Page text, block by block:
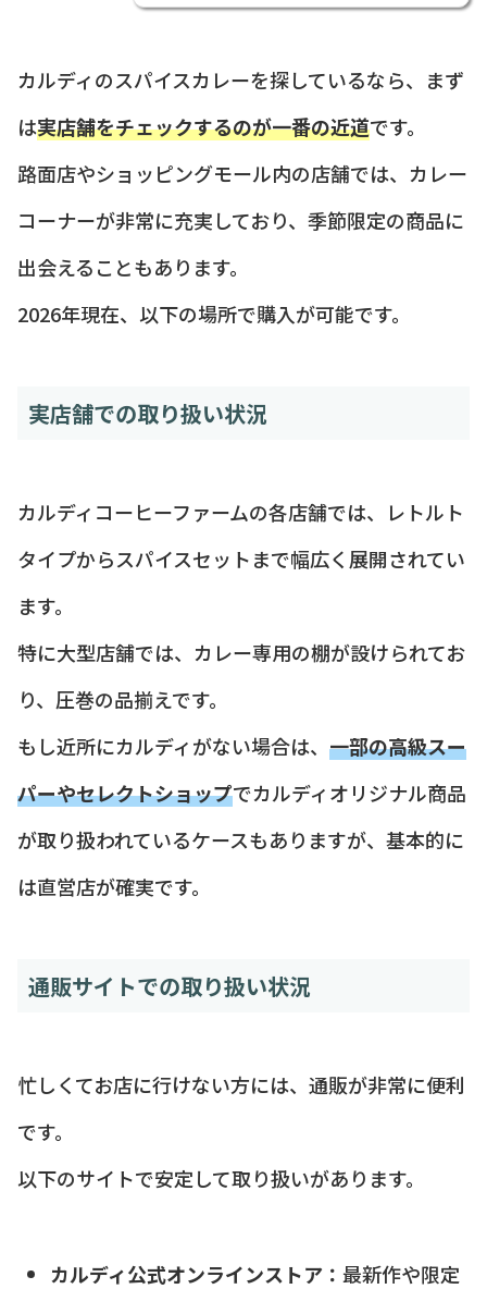
カルディのスパイスカレーを探しているなら、まず
は実店舗をチェックするのが一番の近道です。
路面店やショッピングモール内の店舗では、カレー
コーナーが非常に充実しており、季節限定の商品に
出会えることもあります。
2026年現在、以下の場所で購入が可能です。
実店舗での取り扱い状況
カルディコーヒーファームの各店舗では、レトルト
タイプからスパイスセットまで幅広く展開されてい
ます。
特に大型店舗では、カレー専用の棚が設けられてお
り、圧巻の品揃えです。
もし近所にカルディがない場合は、 一部の高級スー
パーやセレクトショップでカルディオリジナル商品
が取り扱われているケースもありますが、基本的に
は直営店が確実です。
通販サイトでの取り扱い状況
忙しくてお店に行けない方には、通販が非常に便利
です。
以下のサイトで安定して取り扱いがあります。
カルディ公式オンラインストア： 最新作や限定